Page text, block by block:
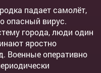
падает самолёт,
опасный вирус.
города, люди один
яростно
Военные оперативно